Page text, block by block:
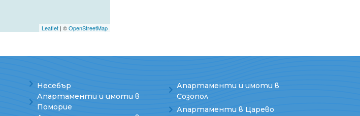
Leaflet | ©OpenStreetMap
Несебър
Апартаменти и имоти в
Поморие
Апартаменти и имоти в
Созопол
Апартаменти в Царево